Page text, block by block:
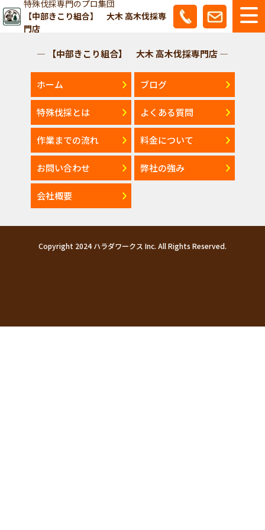
特殊伐採専門のプロ集団
【中部きこり組合】 大木 高木伐採専
門店
— 【中部きこり組合】 大木 高木伐採専門店 —
ホーム ブログ
特殊伐採とは よくある質問
作業までの流れ 料金について
お問い合わせ 弊社の強み
会社概要
Copyright 2024 ハラダワークス Inc. All Rights Reserved.